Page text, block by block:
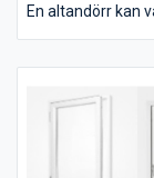
En altandörr kan
ljudreduktion och